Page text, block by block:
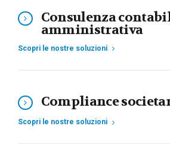
Consulenza
amministrativa
Scopri le nostre soluzioni
Compliance
Scopri le nostre soluzioni